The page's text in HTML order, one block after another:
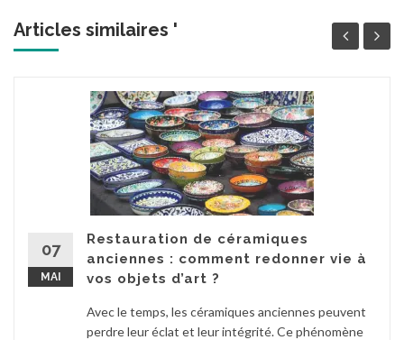
Articles similaires '
07
MAI
Restauration de céramiques
anciennes : comment redonner vie à
vos objets d’art ?
Avec le temps, les céramiques anciennes peuvent
perdre leur éclat et leur intégrité. Ce phénomène